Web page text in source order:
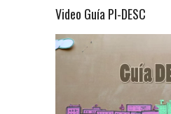
Video Guía PI-DESC